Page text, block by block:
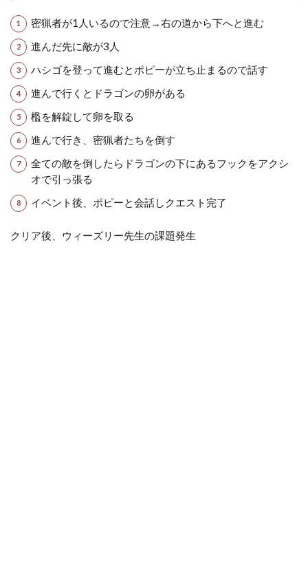
密猟者が1人いるので注意→右の道から下へと進む
進んだ先に敵が3人
ハシゴを登って進むとポピーが立ち止まるので話す
進んで行くとドラゴンの卵がある
檻を解錠して卵を取る
進んで行き、密猟者たちを倒す
全ての敵を倒したらドラゴンの下にあるフックをアクシ
オで引っ張る
イベント後、ポピーと会話しクエスト完了
クリア後、ウィーズリー先生の課題発生